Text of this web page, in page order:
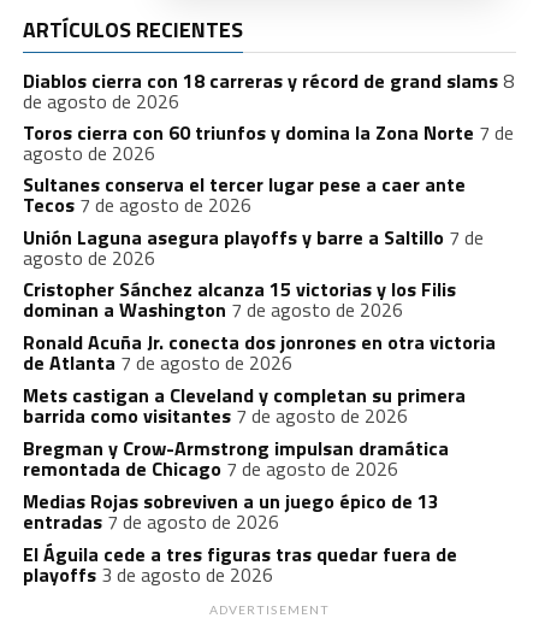
ARTÍCULOS RECIENTES
Diablos cierra con 18 carreras y récord de grand slams8
de agosto de 2026
Toros cierra con 60 triunfos y domina la Zona Norte 7 de
agosto de 2026
Sultanes conserva el tercer lugar pese a caer ante
Tecos 7 de agosto de 2026
Unión Laguna asegura playoffs y barre a Saltillo 7 de
agosto de 2026
Cristopher Sánchez alcanza 15 victorias y los Filis
dominan a Washington 7 de agosto de 2026
Ronald Acuña Jr. conecta dos jonrones en otra victoria
de Atlanta 7 de agosto de 2026
Mets castigan a Cleveland y completan su primera
barrida como visitantes 7 de agosto de 2026
Bregman y Crow-Armstrong impulsan dramática
remontada de Chicago 7 de agosto de 2026
Medias Rojas sobreviven a un juego épico de 13
entradas 7 de agosto de 2026
El Águila cede a tres figuras tras quedar fuera de
playoffs 3 de agosto de 2026
ADVERTISEMENT